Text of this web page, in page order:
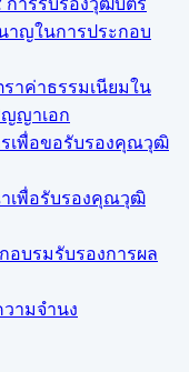
าญในการประกอบ
าค่าธรรมเนียมใน
ญญาเอก
รเพื่อขอรับรองคุณวุฒิ
เพื่อรับรองคุณวุฒิ
บรมรับรองการผล
ามจำนง